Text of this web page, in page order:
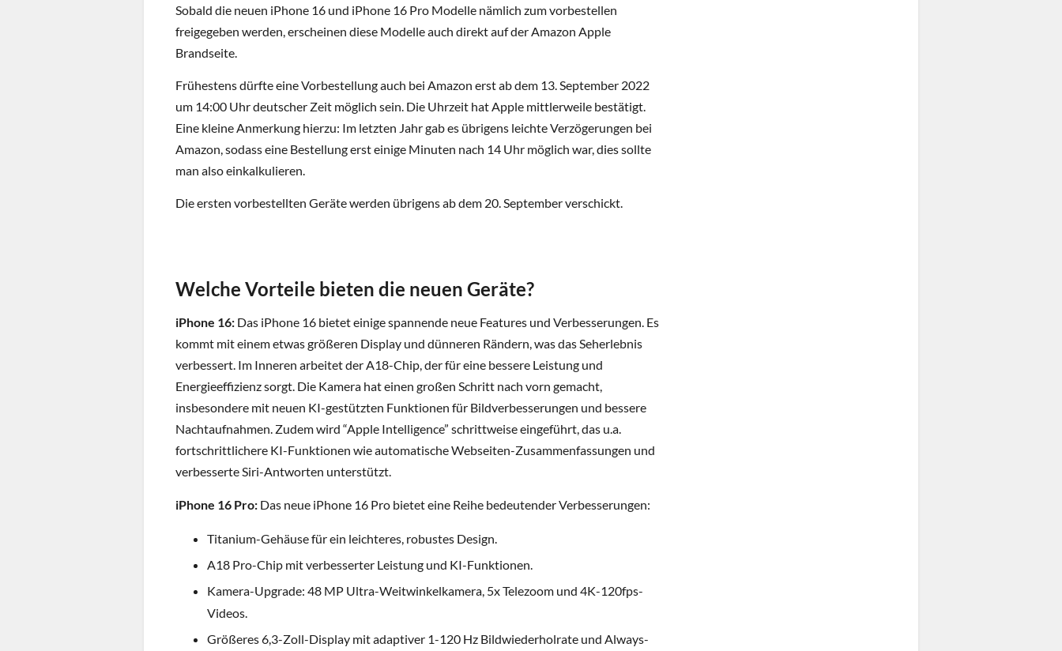
Sobald die neuen iPhone 16 und iPhone 16 Pro Modelle nämlich zum vorbestellen
freigegeben werden, erscheinen diese Modelle auch direkt auf der Amazon Apple
Brandseite.
Frühestens dürfte eine Vorbestellung auch bei Amazon erst ab dem 13. September 2022
um 14:00 Uhr deutscher Zeit möglich sein. Die Uhrzeit hat Apple mittlerweile bestätigt.
Eine kleine Anmerkung hierzu: Im letzten Jahr gab es übrigens leichte Verzögerungen bei
Amazon, sodass eine Bestellung erst einige Minuten nach 14 Uhr möglich war, dies sollte
man also einkalkulieren.
Die ersten vorbestellten Geräte werden übrigens ab dem 20. September verschickt.
Welche Vorteile bieten die neuen Geräte?
iPhone 16: Das iPhone 16 bietet einige spannende neue Features und Verbesserungen. Es
kommt mit einem etwas größeren Display und dünneren Rändern, was das Seherlebnis
verbessert. Im Inneren arbeitet der A18-Chip, der für eine bessere Leistung und
Energieeffizienz sorgt. Die Kamera hat einen großen Schritt nach vorn gemacht,
insbesondere mit neuen KI-gestützten Funktionen für Bildverbesserungen und bessere
Nachtaufnahmen. Zudem wird “Apple Intelligence” schrittweise eingeführt, das u.a.
fortschrittlichere KI-Funktionen wie automatische Webseiten-Zusammenfassungen und
verbesserte Siri-Antworten unterstützt.
iPhone 16 Pro: Das neue iPhone 16 Pro bietet eine Reihe bedeutender Verbesserungen:
Titanium-Gehäuse für ein leichteres, robustes Design.
A18 Pro-Chip mit verbesserter Leistung und KI-Funktionen.
Kamera-Upgrade: 48 MP Ultra-Weitwinkelkamera, 5x Telezoom und 4K-120fps-
Videos.
Größeres 6,3-Zoll-Display mit adaptiver 1-120 Hz Bildwiederholrate und Always-